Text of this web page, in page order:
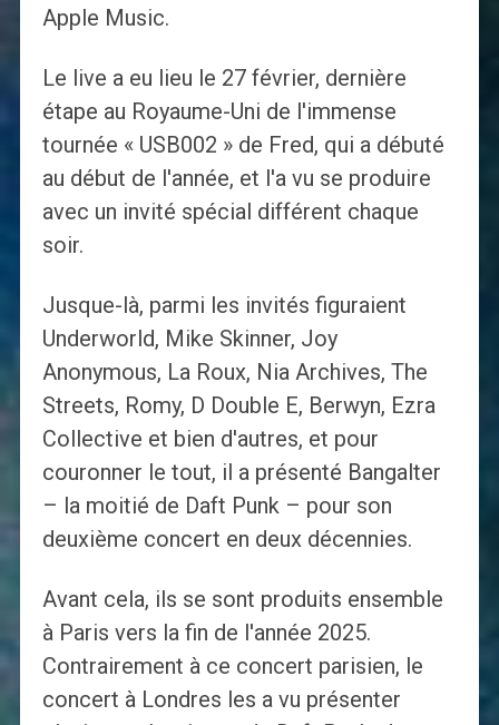
Apple Music.
Le live a eu lieu le 27 février, dernière
étape au Royaume-Uni de l'immense
tournée « USB002 » de Fred, qui a débuté
au début de l'année, et l'a vu se produire
avec un invité spécial différent chaque
soir.
Jusque-là, parmi les invités figuraient
Underworld, Mike Skinner, Joy
Anonymous, La Roux, Nia Archives, The
Streets, Romy, D Double E, Berwyn, Ezra
Collective et bien d'autres, et pour
couronner le tout, il a présenté Bangalter
– la moitié de Daft Punk – pour son
deuxième concert en deux décennies.
Avant cela, ils se sont produits ensemble
à Paris vers la fin de l'année 2025.
Contrairement à ce concert parisien, le
concert à Londres les a vu présenter